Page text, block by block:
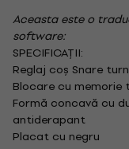
Aceasta este o
software:
SPECIFICAȚII:
Reglaj coș Snare
Blocare cu memorie
Formă concavă cu
antiderapant
Placat cu negru